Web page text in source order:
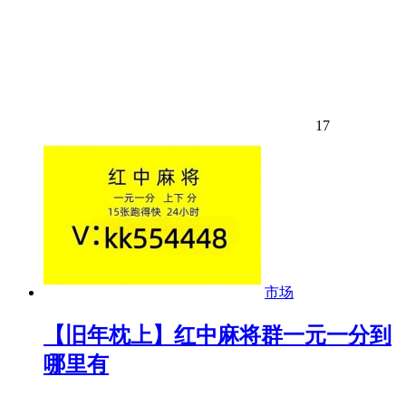
17
市场
【旧年枕上】红中麻将群一元一分到
哪里有